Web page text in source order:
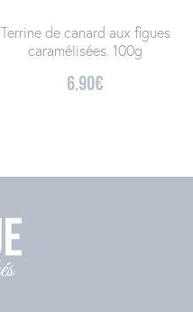
Terrine de canard aux figues
caramélisées. 100g
6.90€